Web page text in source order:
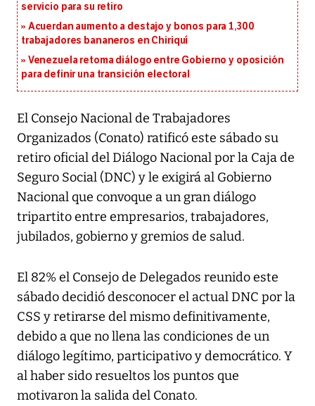
servicio para su retiro
Acuerdan aumento a destajo y bonos para 1,300
trabajadores bananeros en Chiriquí
Venezuela retoma diálogo entre Gobierno y oposición
para definir una transición electoral
El Consejo Nacional de Trabajadores
Organizados (Conato) ratificó este sábado su
retiro oficial del Diálogo Nacional por la Caja de
Seguro Social (DNC) y le exigirá al Gobierno
Nacional que convoque a un gran diálogo
tripartito entre empresarios, trabajadores,
jubilados, gobierno y gremios de salud.
El 82% el Consejo de Delegados reunido este
sábado decidió desconocer el actual DNC por la
CSS y retirarse del mismo definitivamente,
debido a que no llena las condiciones de un
diálogo legítimo, participativo y democrático. Y
al haber sido resueltos los puntos que
motivaron la salida del Conato.